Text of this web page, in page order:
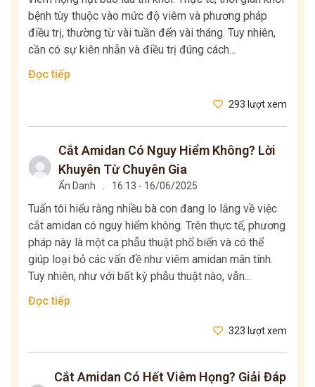
bệnh tùy thuộc vào mức độ viêm và phương pháp
điều trị, thường từ vài tuần đến vài tháng. Tuy nhiên,
cần có sự kiên nhẫn và điều trị đúng cách...
Đọc tiếp
293 lượt xem
Cắt Amidan Có Nguy Hiểm Không? Lời
Khuyên Từ Chuyên Gia
Ẩn Danh 16:13 - 16/06/2025
Tuấn tôi hiểu rằng nhiều bà con đang lo lắng về việc
cắt amidan có nguy hiểm không. Trên thực tế, phương
pháp này là một ca phẫu thuật phổ biến và có thể
giúp loại bỏ các vấn đề như viêm amidan mãn tính.
Tuy nhiên, như với bất kỳ phẫu thuật nào, vẫn...
Đọc tiếp
323 lượt xem
Cắt Amidan Có Hết Viêm Họng? Giải Đáp